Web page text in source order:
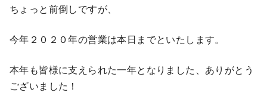
ちょっと前倒しですが、
今年２０２０年の営業は本日までといたします。
本年も皆様に支えられた一年となりました、ありがとう
ございました！